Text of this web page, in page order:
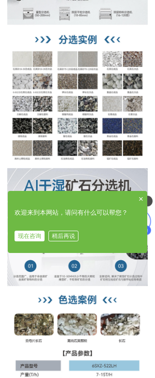
可以介绍下你们的产品么
×
欢迎来到本网站，请问有什么可以帮您？
现在咨询 稍后再说